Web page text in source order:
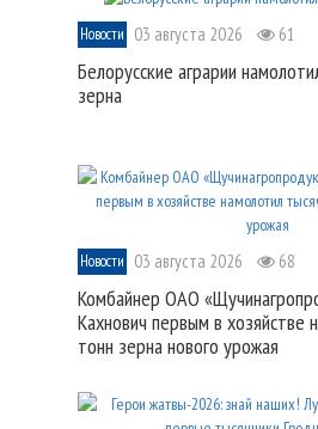
Новости 03 августа 2026 61
Белорусские аграрии
зерна
Новости 03 августа 2026 68
Комбайнер ОАО
Кахнович первым в хозяйстве
тонн зерна нового урожая